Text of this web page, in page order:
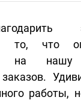
то, что
на нашу
работы,